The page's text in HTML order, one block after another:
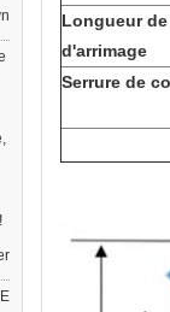
Longueur
d'arrimage
Serrure de